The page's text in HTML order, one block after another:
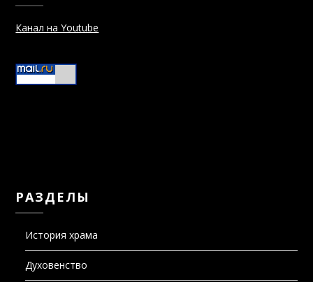
Канал на Youtube
РАЗДЕЛЫ
История храма
Духовенство